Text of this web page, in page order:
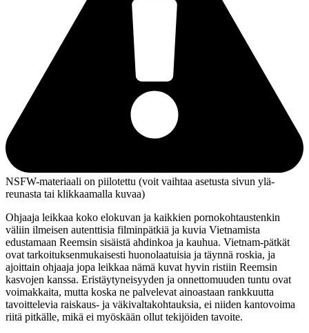
NSFW-materiaali on piilotettu (voit vaihtaa asetusta sivun ylä­
reunasta tai klikkaamalla kuvaa)
Ohjaaja leikkaa koko elokuvan ja kaikkien pornokohtaustenkin
väliin ilmeisen autenttisia filminpätkiä ja kuvia Vietnamista
edustamaan Reemsin sisäistä ahdinkoa ja kauhua. Vietnam-pätkät
ovat tarkoituksenmukaisesti huonolaatuisia ja täynnä roskia, ja
ajoittain ohjaaja jopa leikkaa nämä kuvat hyvin ristiin Reemsin
kasvojen kanssa. Eristäytyneisyyden ja onnettomuuden tuntu ovat
voimakkaita, mutta koska ne palvelevat ainoastaan rankkuutta
tavoittelevia raiskaus‑ ja väkivaltakohtauksia, ei niiden kantovoima
riitä pitkälle, mikä ei myöskään ollut tekijöiden tavoite.